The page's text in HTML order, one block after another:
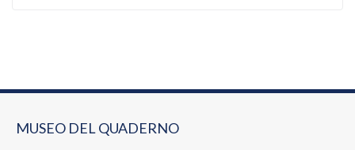
MUSEO DEL QUADERNO